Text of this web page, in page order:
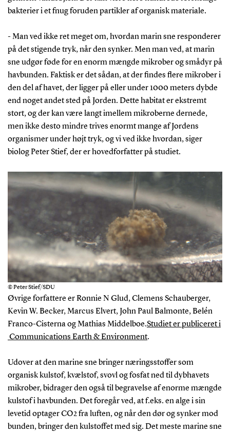
bakterier i et fnug foruden partikler af organisk materiale.
- Man ved ikke ret meget om, hvordan marin sne responderer
på det stigende tryk, når den synker. Men man ved, at marin
sne udgør føde for en enorm mængde mikrober og smådyr på
havbunden. Faktisk er det sådan, at der findes flere mikrober i
den del af havet, der ligger på eller under 1000 meters dybde
end noget andet sted på Jorden. Dette habitat er ekstremt
stort, og der kan være langt imellem mikroberne dernede,
men ikke desto mindre trives enormt mange af Jordens
organismer under højt tryk, og vi ved ikke hvordan, siger
biolog Peter Stief, der er hovedforfatter på studiet.
© Peter Stief/SDU
Øvrige forfattere er Ronnie N Glud, Clemens Schauberger,
Kevin W. Becker, Marcus Elvert, John Paul Balmonte, Belén
Franco-Cisterna og Mathias Middelboe.Studiet er publiceret i
Communications Earth & Environment.
Udover at den marine sne bringer næringsstoffer som
organisk kulstof, kvælstof, svovl og fosfat ned til dybhavets
mikrober, bidrager den også til begravelse af enorme mængde
kulstof i havbunden. Det foregår ved, at f.eks. en alge i sin
levetid optager CO2 fra luften, og når den dør og synker mod
bunden, bringer den kulstoffet med sig. Det meste marine sne